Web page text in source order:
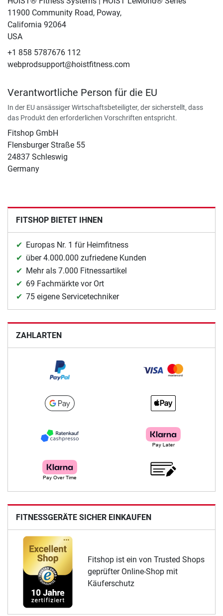
11900 Community Road, Poway,
California 92064
USA
+1 858 5787676 112
webprodsupport@hoistfitness.com
Verantwortliche Person für die EU
In der EU ansässiger Wirtschaftsbeteiligter, der sicherstellt, dass
das Produkt den erforderlichen Vorschriften entspricht.
Fitshop GmbH
Flensburger Straße 55
24837 Schleswig
Germany
FITSHOP BIETET IHNEN
Europas Nr. 1 für Heimfitness
über 4.000.000 zufriedene Kunden
Mehr als 7.000 Fitnessartikel
69 Fachmärkte vor Ort
75 eigene Servicetechniker
ZAHLARTEN
FITNESSGERÄTE SICHER EINKAUFEN
Fitshop ist ein von Trusted Shops
geprüfter Online-Shop mit
Käuferschutz